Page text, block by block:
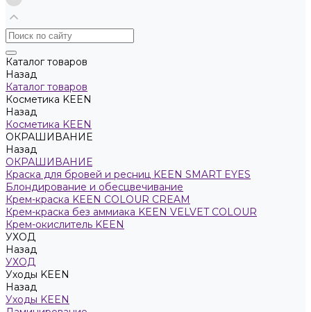
Каталог товаров
Назад
Каталог товаров
Косметика KEEN
Назад
Косметика KEEN
ОКРАШИВАНИЕ
Назад
ОКРАШИВАНИЕ
Краска для бровей и ресниц KEEN SMART EYES
Блондирование и обесцвечивание
Крем-краска KEEN COLOUR CREAM
Крем-краска без аммиака KEEN VELVET COLOUR
Крем-окислитель KEEN
УХОД
Назад
УХОД
Уходы KEEN
Назад
Уходы KEEN